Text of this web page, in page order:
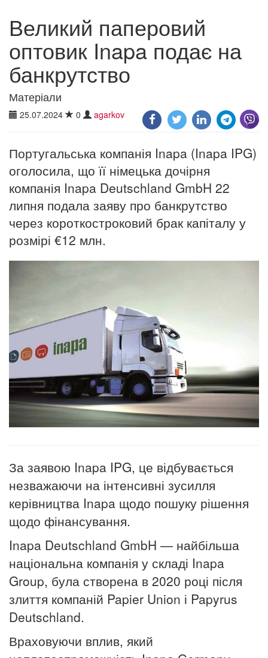
Великий паперовий
оптовик Inapa подає на
банкрутство
Матеріали
25.07.2024 0 agarkov
Португальська компанія Inapa (Inapa IPG)
оголосила, що її німецька дочірня
компанія Inapa Deutschland GmbH 22
липня подала заяву про банкрутство
через короткостроковий брак капіталу у
розмірі €12 млн.
За заявою Inapa IPG, це відбувається
незважаючи на інтенсивні зусилля
керівництва Inapa щодо пошуку рішення
щодо фінансування.
Inapa Deutschland GmbH — найбільша
національна компанія у складі Inapa
Group, була створена в 2020 році після
злиття компаній Papier Union і Papyrus
Deutschland.
Враховуючи вплив, який